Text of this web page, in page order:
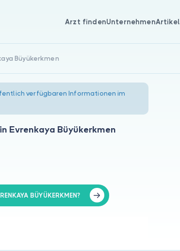
Arzt findenUnternehmenArtikel
Büyükerkmen
verfügbaren Informationen im
Evrenkaya Büyükerkmen
BÜYÜKERKMEN?